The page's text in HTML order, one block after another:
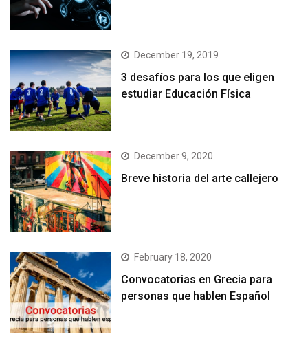
December 19, 2019
3 desafíos para los que eligen
estudiar Educación Física
December 9, 2020
Breve historia del arte callejero
February 18, 2020
Convocatorias en Grecia para
personas que hablen Español